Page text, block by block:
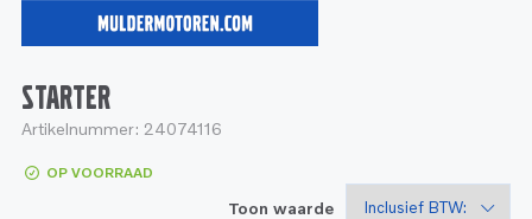
Motoren
Onderdelen
Service
Motoren
Service en onderhoud
Reman - Bedrijfsvaart
STARTER
Artikelnummer: 24074116
OP VOORRAAD
Toon waarde